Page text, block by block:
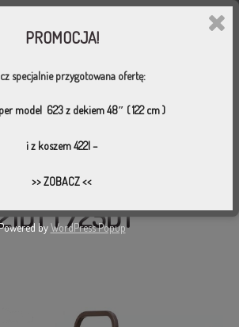
I 725DT
PROMOCJA!
specjalnie przygotowana ofertę:
model 623 z dekiem 48″ ( 122 cm )
i z koszem 422l–
>> ZOBACZ <<
byWordPress Popup